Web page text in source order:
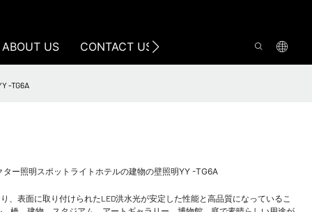
ABOUT US CONTACT US
-TG6A
ー照明スポットライトホテルの建物の壁照明YY -TG6A
、表面に取り付けられたLED洪水光が安定した性能と高品質になっているこ